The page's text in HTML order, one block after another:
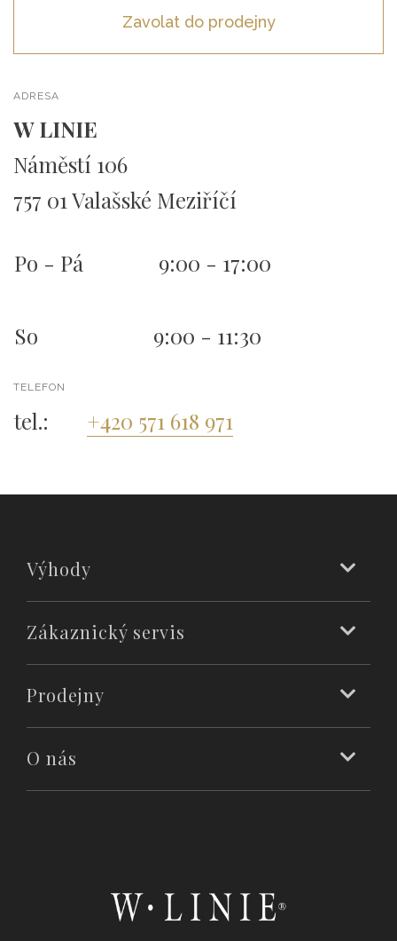
ADRESA
W LINIE
Náměstí 106
757 01 Valašské Meziříčí
Po - Pá 9:00 - 17:00
So 9:00 - 11:30
TELEFON
tel.: +420 571 618 971
Zavolat do prodejny
Výhody
Zákaznický servis
Prodejny
O nás